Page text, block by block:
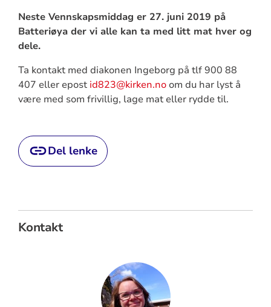
Neste Vennskapsmiddag er 27. juni 2019 på
Batteriøya der vi alle kan ta med litt mat hver og
dele.
Ta kontakt med diakonen Ingeborg på tlf 900 88
407 eller epost id823@kirken.noom du har lyst å
være med som frivillig, lage mat eller rydde til.
Del lenke
Kontakt